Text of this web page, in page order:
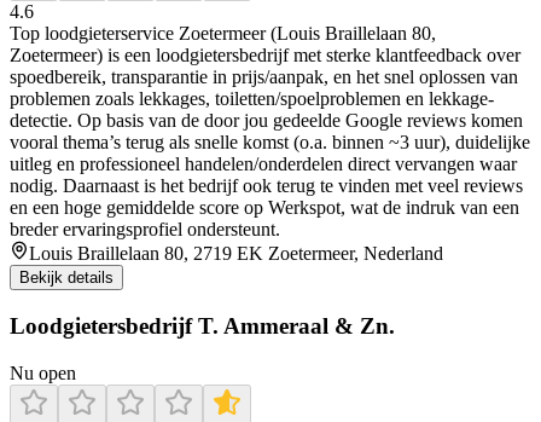
4.6
Top loodgieterservice Zoetermeer (Louis Braillelaan 80,
Zoetermeer) is een loodgietersbedrijf met sterke klantfeedback over
spoedbereik, transparantie in prijs/aanpak, en het snel oplossen van
problemen zoals lekkages, toiletten/spoelproblemen en lekkage-
detectie. Op basis van de door jou gedeelde Google reviews komen
vooral thema’s terug als snelle komst (o.a. binnen ~3 uur), duidelijke
uitleg en professioneel handelen/onderdelen direct vervangen waar
nodig. Daarnaast is het bedrijf ook terug te vinden met veel reviews
en een hoge gemiddelde score op Werkspot, wat de indruk van een
breder ervaringsprofiel ondersteunt.
Louis Braillelaan 80, 2719 EK Zoetermeer, Nederland
Bekijk details
Loodgietersbedrijf T. Ammeraal & Zn.
Nu open